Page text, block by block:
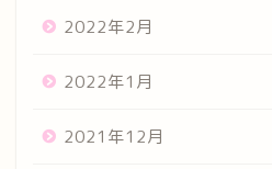
2022年2月
2022年1月
2021年12月